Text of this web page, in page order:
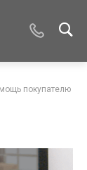
покупателю